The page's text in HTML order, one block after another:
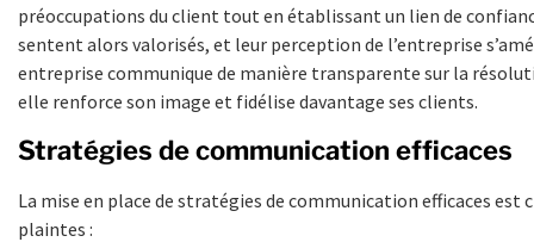
préoccupations du client tout en établissant un lien de
sentent alors valorisés, et leur perception de l’entreprise
entreprise communique de manière transparente sur la
elle renforce son image et fidélise davantage ses clients.
Stratégies de communication efficaces
La mise en place de stratégies de communication efficaces est
plaintes :